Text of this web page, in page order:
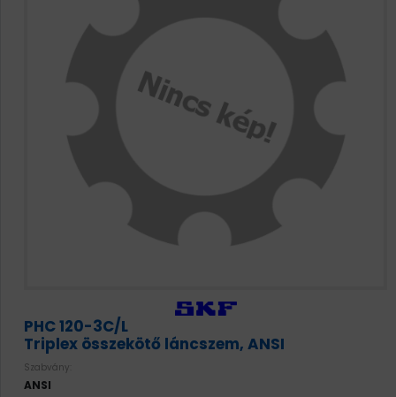
PHC 120-3C/L
Triplex összekötő láncszem, ANSI
Szabvány:
ANSI